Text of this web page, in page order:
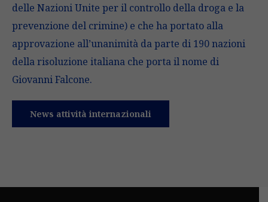
delle Nazioni Unite per il controllo della droga e la
prevenzione del crimine) e che ha portato alla
approvazione all’unanimità da parte di 190 nazioni
della risoluzione italiana che porta il nome di
Giovanni Falcone.
News attività internazionali